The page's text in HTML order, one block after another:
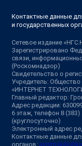
Контактные данные
и государственных
Сетевое издание
Зарегистрировано
связи,
(Роскомнадзор)
Свидетельство о
Учредитель: Общество
«ИНТЕРНЕТ
Главный редактор:
Адрес редакции:
6 этаж, телефон 8 (383)
(круглосуточно)
Электронный адрес
Контактные данные
органов: